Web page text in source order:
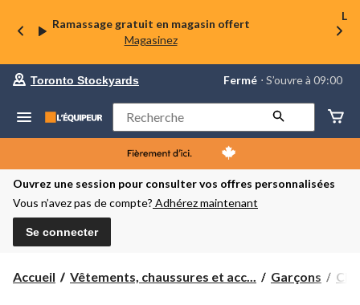
Ramassage gratuit en magasin offert
Magasinez
La
préféré
Toronto
Stockyards,
courament
Fermé,
S’ouvre
à
Toronto Stockyards Fermé ⋅ S’ouvre à 09:00
Rechercher
Ouvrez une session pour consulter vos offres personnalisées
Vous n’avez pas de compte? Adhérez maintenant
Se connecter
Accueil Vêtements, chaussures et acc... Garçons